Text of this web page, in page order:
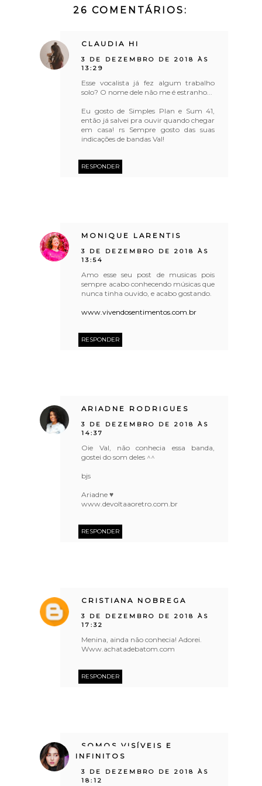
26 COMENTÁRIOS:
CLAUDIA HI
3 DE DEZEMBRO DE 2018 ÀS
13:29
Esse vocalista já fez algum trabalho
solo? O nome dele não me é estranho...
Eu gosto de Simples Plan e Sum 41,
então já salvei pra ouvir quando chegar
em casa! rs Sempre gosto das suas
indicações de bandas Val!
RESPONDER
MONIQUE LARENTIS
3 DE DEZEMBRO DE 2018 ÀS
13:54
Amo esse seu post de musicas pois
sempre acabo conhecendo músicas que
nunca tinha ouvido, e acabo gostando.
www.vivendosentimentos.com.br
RESPONDER
ARIADNE RODRIGUES
3 DE DEZEMBRO DE 2018 ÀS
14:37
Oie Val, não conhecia essa banda,
gostei do som deles ^^
bjs
Ariadne ♥
www.devoltaaoretro.com.br
RESPONDER
CRISTIANA NOBREGA
3 DE DEZEMBRO DE 2018 ÀS
17:32
Menina, ainda não conhecia! Adorei.
Www.achatadebatom.com
RESPONDER
SOMOS VISÍVEIS E
INFINITOS
3 DE DEZEMBRO DE 2018 ÀS
18:12